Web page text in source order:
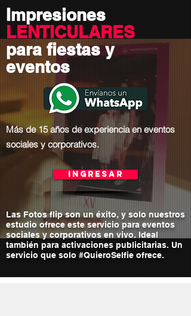
Impresiones
LENTICULARES
para fiestas y
eventos
Más de 15 años de experiencia en eventos
sociales y corporativos.
Ingresar
Las Fotos flip son un éxito, y solo nuestros
estudio ofrece este servicio para eventos
sociales y corporativos en vivo. Ideal
también para activaciones publicitarias. Un
servicio que solo #QuieroSelfie ofrece.